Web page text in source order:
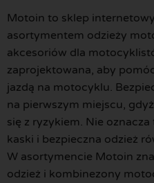
Motoin to sklep
asortymentem odzieży
akcesoriów dla
zaprojektowana, aby
jazdą na motocyklu.
na pierwszym miejscu,
się z ryzykiem. Nie
kaski i bezpieczna odzież
W asortymencie Motoin
odzież i kombinezony